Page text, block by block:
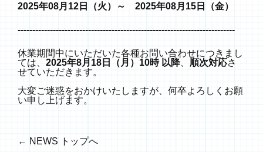
2025年08月12日（火）～ 2025年08月15日（金）
--------------------------------------------------------------------------
休業期間中にいただいた各種お問い合わせにつきまし
ては、 2025年8月18日（月）10時 以降 順次対応さ
せていただきます。
大変ご迷惑をおかけいたしますが、何卒よろしくお願
い申し上げます。
NEWS トップへ